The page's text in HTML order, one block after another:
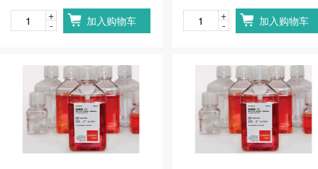
-
+ 加入购物车 -
+ 加入购物车